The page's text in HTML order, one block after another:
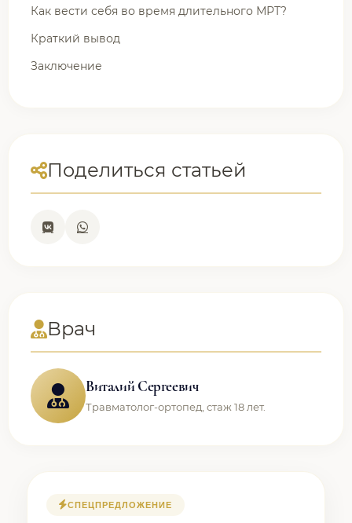
Как вести себя во время длительного МРТ?
Краткий вывод
Заключение
Поделиться статьей
Врач
Виталий Сергеевич
Травматолог-ортопед, стаж 18 лет.
СПЕЦПРЕДЛОЖЕНИЕ